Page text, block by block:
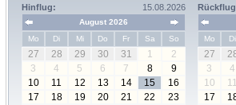
Hinflug: 15.08.2026
August 2026
Mo
Di Mi Do Fr Sa So
27 28 29 30 31 1
2
3
4 5 6 7 8
9
10
11 12 13 14 15
16
17
18 19 20 21 22
23
Mo
Di
27
3
4
10
11
17